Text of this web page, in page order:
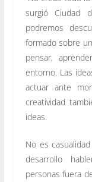
surgió Ciudad
podremos
formado sobre
pensar,
entorno. Las
actuar ante
creatividad
ideas.
No es
desarrollo
personas fuera